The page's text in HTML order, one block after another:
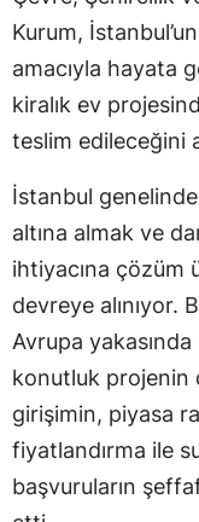
Kurum,
amacıyla hayata
kiralık ev
teslim edileceğini
İstanbul
altına almak ve
ihtiyacına çözüm
devreye alınıyor.
Avrupa
konutluk projenin
girişimin, piyasa
fiyatlandırma ile
başvuruların